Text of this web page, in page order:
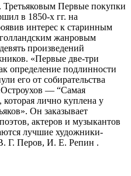
Первые покупки
в 1850-х гг. на
интерес к старинным
жанровым
произведений
«Первые две-три
определение подлинности
его от собирательства
— “Самая
лично куплена у
Он заказывает
актеров и музыкантов
лучшие художники-
Г. Перов, И. Е. Репин .